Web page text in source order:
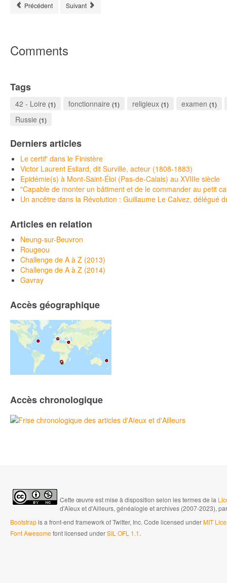
Article précédent : Saint-Léger-Magnazeix
Précédent Article suivant : Batz
Suivant
Comments
Tags
42 - Loire (1) fonctionnaire (1) religieux (1) examen (1)
Russie (1)
Derniers articles
Le certif' dans le Finistère
Victor Laurent Esliard, dit Surville, acteur (1808-1883)
Epidémie(s) à Mont-Saint-Éloi (Pas-de-Calais) au XVIIIe siècle
"Capable de monter un bâtiment et de le commander au petit
Un ancêtre dans la Révolution : Guillaume Le Calvez, délégué
Articles en relation
Neung-sur-Beuvron
Rougeou
Challenge de A à Z (2013)
Challenge de A à Z (2014)
Gavray
Accès géographique
Accès chronologique
Cette œuvre est mise à disposition selon les termes de la
d'Aïeux et d'Ailleurs, généalogie et archives (2007-2023),
Bootstrapis a front-end framework of Twitter, Inc. Code licensed underMIT
Font Awesomefont licensed underSIL OFL 1.1.